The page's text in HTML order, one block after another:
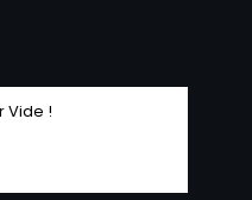
Vide !